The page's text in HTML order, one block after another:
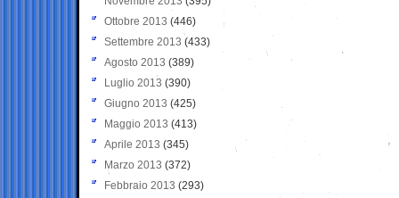
Ottobre 2013 (446)
Settembre 2013 (433)
Agosto 2013 (389)
Luglio 2013 (390)
Giugno 2013 (425)
Maggio 2013 (413)
Aprile 2013 (345)
Marzo 2013 (372)
Febbraio 2013 (293)